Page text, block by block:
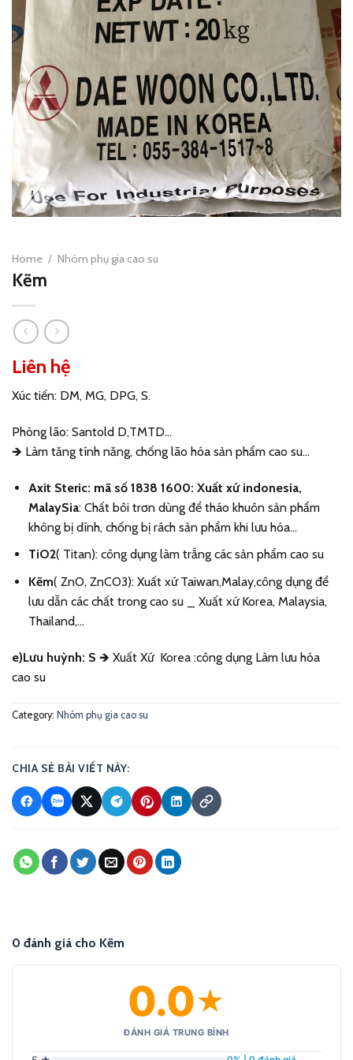
Home / Nhóm phụ gia cao su
Kẽm
Liên hệ
Xúc tiến: DM, MG, DPG, S.
Phòng lão: Santold D,TMTD…
🡺 Làm tăng tính năng, chống lão hóa sản phẩm cao su…
Axit Steric: mã số 1838 1600: Xuất xứ indonesia,
MalaySia: Chất bôi trơn dùng để tháo khuôn sản phẩm
không bị dính, chống bị rách sản phẩm khi lưu hóa…
TiO2( Titan): công dụng làm trắng các sản phẩm cao su
Kẽm( ZnO, ZnCO3): Xuất xứ Taiwan,Malay,công dụng để
lưu dẫn các chất trong cao su _ Xuất xứ Korea, Malaysia,
Thailand,…
e)Lưu huỳnh: S 🡺 Xuất Xứ Korea :công dụng Làm lưu hóa
cao su
Category: Nhóm phụ gia cao su
CHIA SẺ BÀI VIẾT NÀY:
0 đánh giá cho Kẽm
0.0★
ĐÁNH GIÁ TRUNG BÌNH